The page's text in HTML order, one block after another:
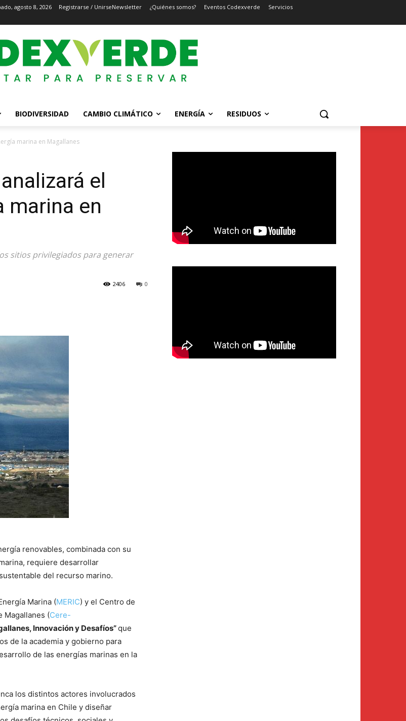
agosto 8, 2026 Registrarse / UnirseNewsletter ¿Quiénes somos? Eventos Codexverde Servicios
BIODIVERSIDAD CAMBIO CLIMÁTICO ENERGÍA RESIDUOS
marina en Magallanes
el
marina en
sitios privilegiados para generar
0
2406
renovables, combinada con su
requiere desarrollar
del recurso marino.
Marina (MERIC) y el Centro de
Magallanes (Cere-
Innovación y Desafíos”que
de la academia y gobierno para
de las energías marinas en la
los distintos actores involucrados
marina en Chile y diseñar